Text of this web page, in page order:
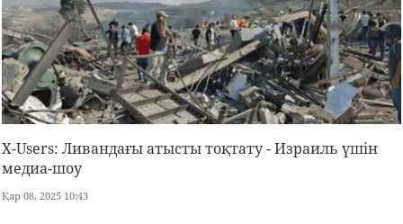
X-Users: Ливандағы атысты тоқтату - Израиль үшін
медиа-шоу
Қар 08, 2025 10:43